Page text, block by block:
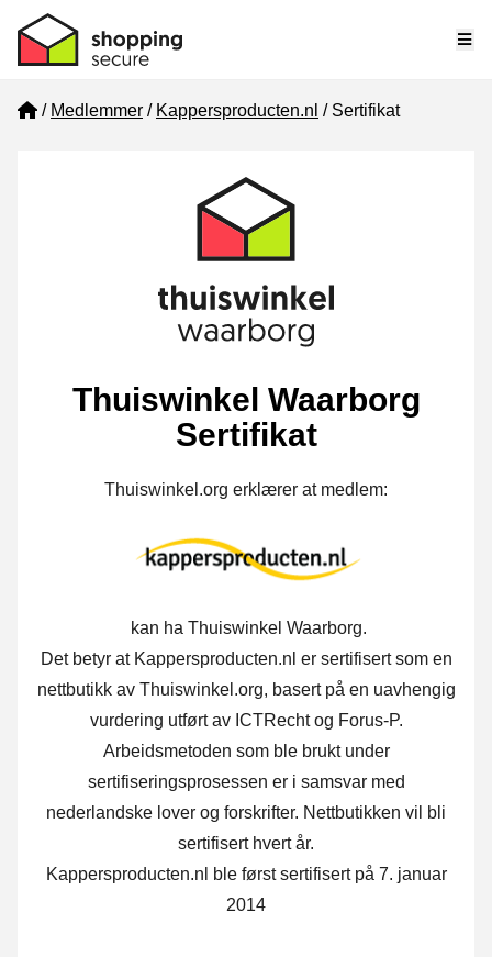
Home
Medlemmer Kappersproducten.nl Sertifikat
Thuiswinkel Waarborg
Sertifikat
Thuiswinkel.org erklærer at medlem:
kan ha Thuiswinkel Waarborg.
Det betyr at Kappersproducten.nl er sertifisert som en
nettbutikk av Thuiswinkel.org, basert på en uavhengig
vurdering utført av ICTRecht og Forus-P.
Arbeidsmetoden som ble brukt under
sertifiseringsprosessen er i samsvar med
nederlandske lover og forskrifter. Nettbutikken vil bli
sertifisert hvert år.
Kappersproducten.nl ble først sertifisert på 7. januar
2014